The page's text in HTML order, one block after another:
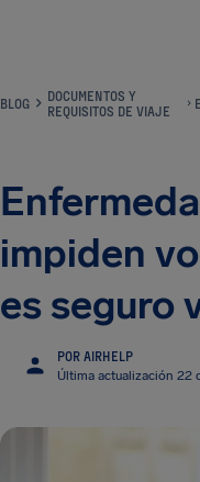
BLOG
DOCUMENTOS Y
REQUISITOS DE VIAJE
impiden
es seguro
POR AIRHELP
Última actualización 22